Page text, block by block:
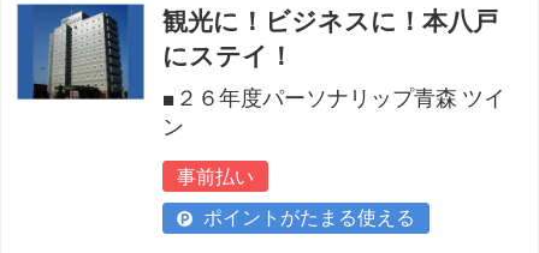
観光に！ビジネスに！本八戸
にステイ！
■２６年度パーソナリップ青森 ツイ
ン
事前払い
ポイントがたまる使える